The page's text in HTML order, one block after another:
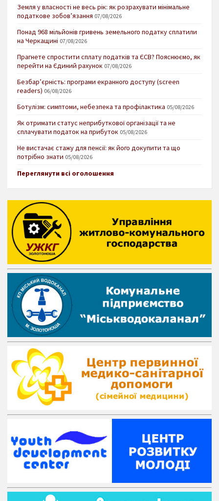
Земля у власності не весь рік: як розрахувати мінімальне
податкове зобов’язання 07/08/2026
Понад 968 мільйонів гривень земельного податку сплатили
на Черкащині 07/08/2026
Прагнете спростити сплату податків та ЄСВ? Пояснюємо, як
перейти на Єдиний рахунок 07/08/2026
Безбар’єрність: програми екранного доступу (screen
readers) 06/08/2026
Ботулізм: симптоми, небезпека та профілактика 05/08/2026
Як отримати статус неприбуткової організації та не
сплачувати податок на прибуток 05/08/2026
Не вистачає стажу для пенсії: як його докупити та що
потрібно знати 05/08/2026
Переглянути всі оголошення